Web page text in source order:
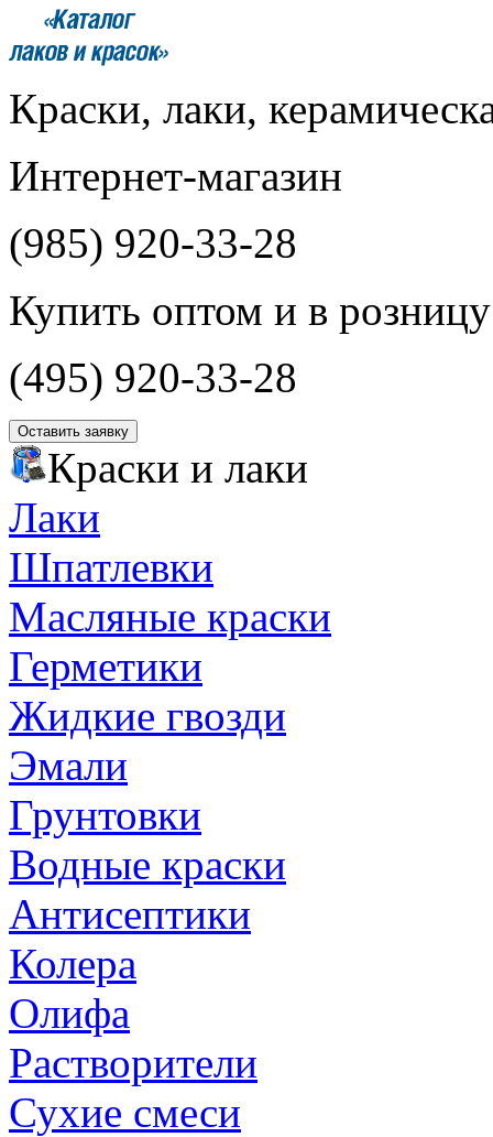
Краски, лаки,
Интернет-магазин
(985) 920-33-28
Купить оптом и в розницу
(495) 920-33-28
Оставить заявку
Краски и лаки
Лаки
Шпатлевки
Масляные краски
Герметики
Жидкие гвозди
Эмали
Грунтовки
Водные краски
Антисептики
Колера
Олифа
Растворители
Сухие смеси